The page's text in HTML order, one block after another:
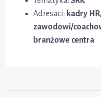
Adresaci: kadry
zawodowi/
branżowe centra